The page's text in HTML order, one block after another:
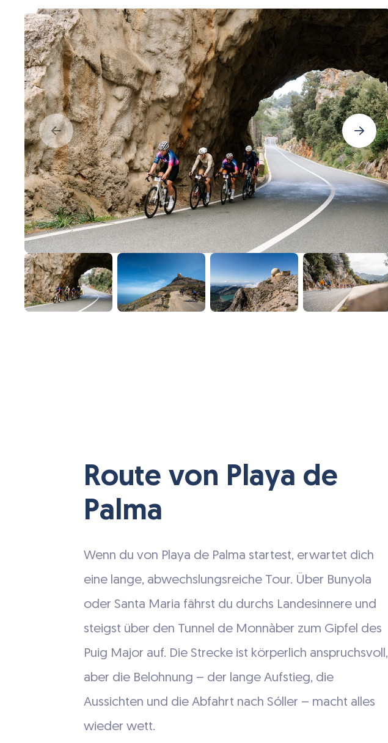
Route von Playa de
Palma
Wenn du von Playa de Palma startest, erwartet dich
eine lange, abwechslungsreiche Tour. Über Bunyola
oder Santa Maria fährst du durchs Landesinnere und
steigst über den Tunnel de Monnàber zum Gipfel des
Puig Major auf. Die Strecke ist körperlich anspruchsvoll,
aber die Belohnung – der lange Aufstieg, die
Aussichten und die Abfahrt nach Sóller – macht alles
wieder wett.